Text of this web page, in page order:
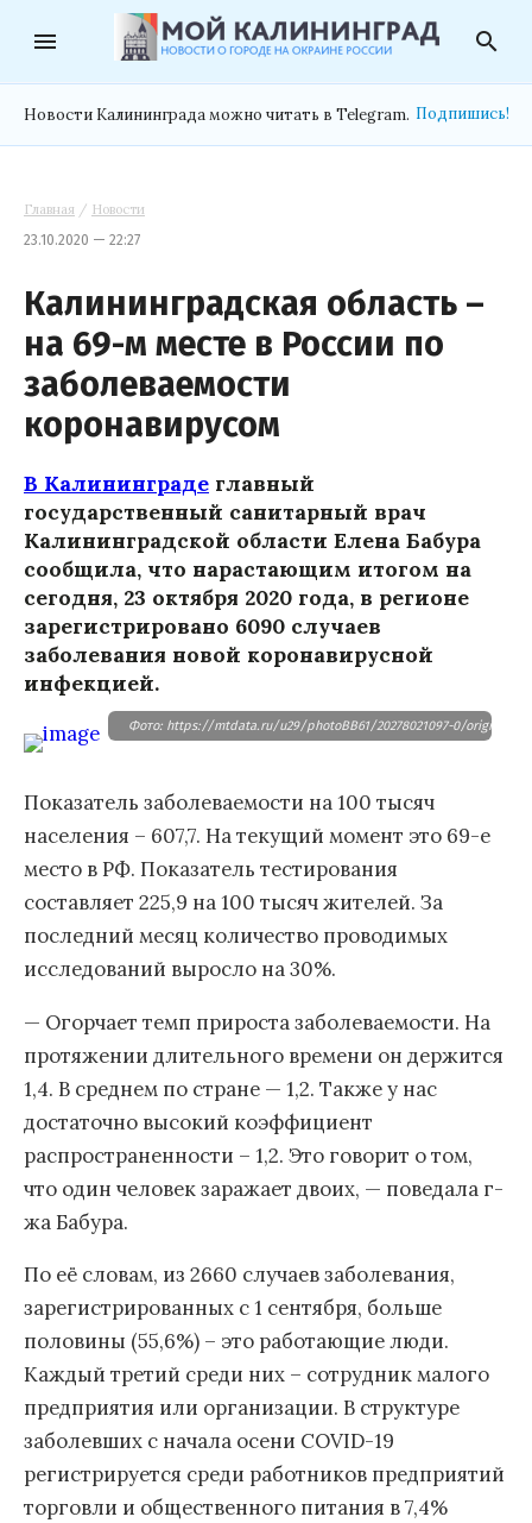
menu search
Новости Калининграда можно читать в Telegram. Подпишись!
Главная / Новости
23.10.2020 — 22:27
Калининградская область –
на 69-м месте в России по
заболеваемости
коронавирусом
В Калининграде главный
государственный санитарный врач
Калининградской области Елена Бабура
сообщила, что нарастающим итогом на
сегодня, 23 октября 2020 года, в регионе
зарегистрировано 6090 случаев
заболевания новой коронавирусной
инфекцией.
Фото: https://mtdata.ru/u29/photoBB61/20278021097-0/original.jpg
Показатель заболеваемости на 100 тысяч
населения – 607,7. На текущий момент это 69-е
место в РФ. Показатель тестирования
составляет 225,9 на 100 тысяч жителей. За
последний месяц количество проводимых
исследований выросло на 30%.
— Огорчает темп прироста заболеваемости. На
протяжении длительного времени он держится
1,4. В среднем по стране — 1,2. Также у нас
достаточно высокий коэффициент
распространенности – 1,2. Это говорит о том,
что один человек заражает двоих, — поведала г-
жа Бабура.
По её словам, из 2660 случаев заболевания,
зарегистрированных с 1 сентября, больше
половины (55,6%) – это работающие люди.
Каждый третий среди них – сотрудник малого
предприятия или организации. В структуре
заболевших с начала осени COVID-19
регистрируется среди работников предприятий
торговли и общественного питания в 7,4%